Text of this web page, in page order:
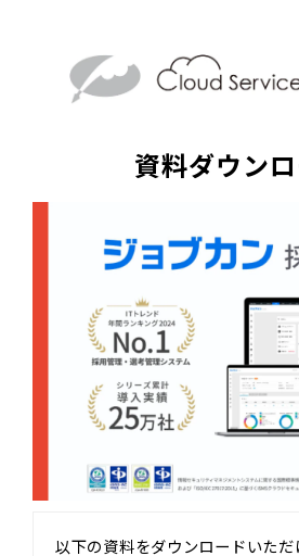
資料ダウン
以下の資料をダウンロードいただ